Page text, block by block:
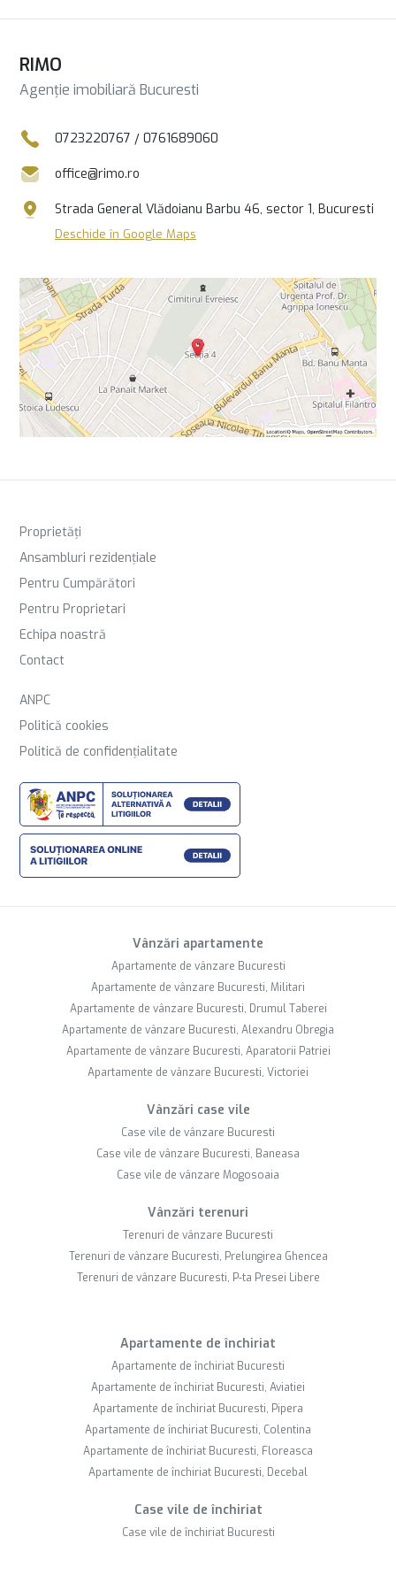
RIMO
Agenție imobiliară Bucuresti
0723220767 / 0761689060
office@rimo.ro
Strada General Vlădoianu Barbu 46, sector 1, Bucuresti
Deschide în Google Maps
Proprietăți
Ansambluri rezidențiale
Pentru Cumpărători
Pentru Proprietari
Echipa noastră
Contact
ANPC
Politică cookies
Politică de confidențialitate
Vânzări apartamente
Apartamente de vânzare Bucuresti
Apartamente de vânzare Bucuresti, Militari
Apartamente de vânzare Bucuresti, Drumul Taberei
Apartamente de vânzare Bucuresti, Alexandru Obregia
Apartamente de vânzare Bucuresti, Aparatorii Patriei
Apartamente de vânzare Bucuresti, Victoriei
Vânzări case vile
Case vile de vânzare Bucuresti
Case vile de vânzare Bucuresti, Baneasa
Case vile de vânzare Mogosoaia
Vânzări terenuri
Terenuri de vânzare Bucuresti
Terenuri de vânzare Bucuresti, Prelungirea Ghencea
Terenuri de vânzare Bucuresti, P-ta Presei Libere
Apartamente de închiriat
Apartamente de închiriat Bucuresti
Apartamente de închiriat Bucuresti, Aviatiei
Apartamente de închiriat Bucuresti, Pipera
Apartamente de închiriat Bucuresti, Colentina
Apartamente de închiriat Bucuresti, Floreasca
Apartamente de închiriat Bucuresti, Decebal
Case vile de închiriat
Case vile de închiriat Bucuresti